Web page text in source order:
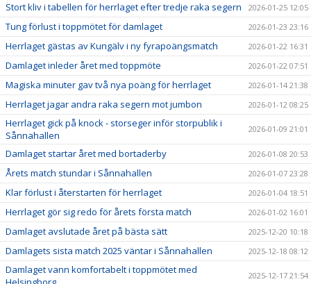
Stort kliv i tabellen för herrlaget efter tredje raka segern 2026-01-25 12:05
Tung förlust i toppmötet för damlaget 2026-01-23 23:16
Herrlaget gästas av Kungälv i ny fyrapoängsmatch 2026-01-22 16:31
Damlaget inleder året med toppmöte 2026-01-22 07:51
Magiska minuter gav två nya poäng för herrlaget 2026-01-14 21:38
Herrlaget jagar andra raka segern mot jumbon 2026-01-12 08:25
Herrlaget gick på knock - storseger inför storpublik i
Sånnahallen
2026-01-09 21:01
Damlaget startar året med bortaderby 2026-01-08 20:53
Årets match stundar i Sånnahallen 2026-01-07 23:28
Klar förlust i återstarten för herrlaget 2026-01-04 18:51
Herrlaget gör sig redo för årets första match 2026-01-02 16:01
Damlaget avslutade året på bästa sätt 2025-12-20 10:18
Damlagets sista match 2025 väntar i Sånnahallen 2025-12-18 08:12
Damlaget vann komfortabelt i toppmötet med
2025-12-17 21:54